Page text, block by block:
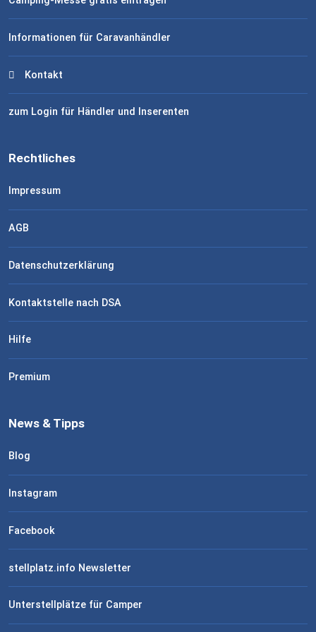
Informationen für Caravanhändler
Kontakt
zum Login für Händler und Inserenten
Rechtliches
Impressum
AGB
Datenschutzerklärung
Kontaktstelle nach DSA
Hilfe
Premium
News & Tipps
Blog
Instagram
Facebook
stellplatz.info Newsletter
Unterstellplätze für Camper